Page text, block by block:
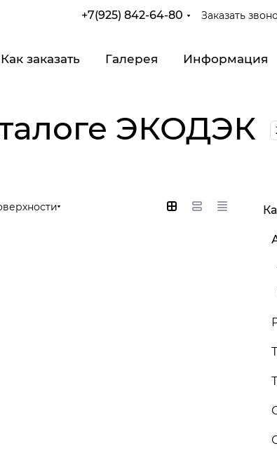
+7(925) 842-64-80 Заказать
Как заказать Галерея Информация
ЭКОДЭК